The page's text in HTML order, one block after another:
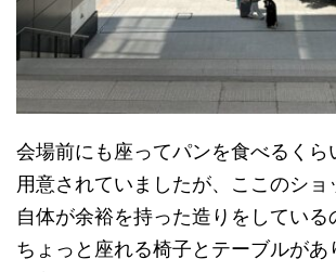
会場前にも座ってパンを食べるくら
用意されていましたが、ここのショ
自体が余裕を持った造りをしている
ちょっと座れる椅子とテーブルがあ